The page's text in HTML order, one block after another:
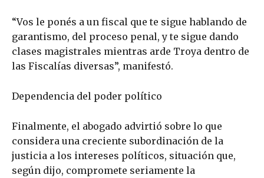
“Vos le ponés a un fiscal que te sigue hablando de
garantismo, del proceso penal, y te sigue dando
clases magistrales mientras arde Troya dentro de
las Fiscalías diversas”, manifestó.
Dependencia del poder político
Finalmente, el abogado advirtió sobre lo que
considera una creciente subordinación de la
justicia a los intereses políticos, situación que,
según dijo, compromete seriamente la